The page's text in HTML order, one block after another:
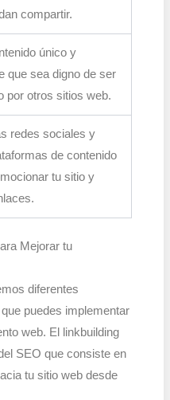
compartir.
único y
que sea digno de ser
por otros sitios web.
redes sociales y
de contenido
tu sitio y
Mejorar tu
diferentes
que puedes implementar
web. El linkbuilding
SEO que consiste en
tu sitio web desde